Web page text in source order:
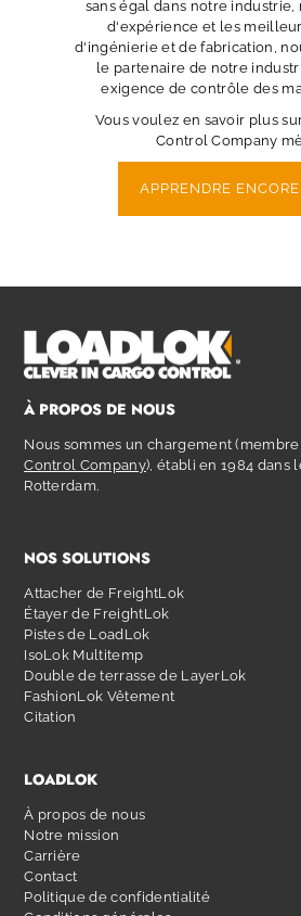
sans égal dans notre industrie,
d'expérience et les
d'ingénierie et de fabrication,
le partenaire de notre
exigence de contrôle des
Vous voulez en savoir plus
Control Company
APPRENDRE
À PROPOS DE NOUS
Nous sommes un chargement (membre
Control Company), établi en 1984 dans
Rotterdam.
NOS SOLUTIONS
Attacher de FreightLok
Étayer de FreightLok
Pistes de LoadLok
IsoLok Multitemp
Double de terrasse de LayerLok
FashionLok Vêtement
Citation
LOADLOK
À propos de nous
Notre mission
Carrière
Contact
Politique de confidentialité